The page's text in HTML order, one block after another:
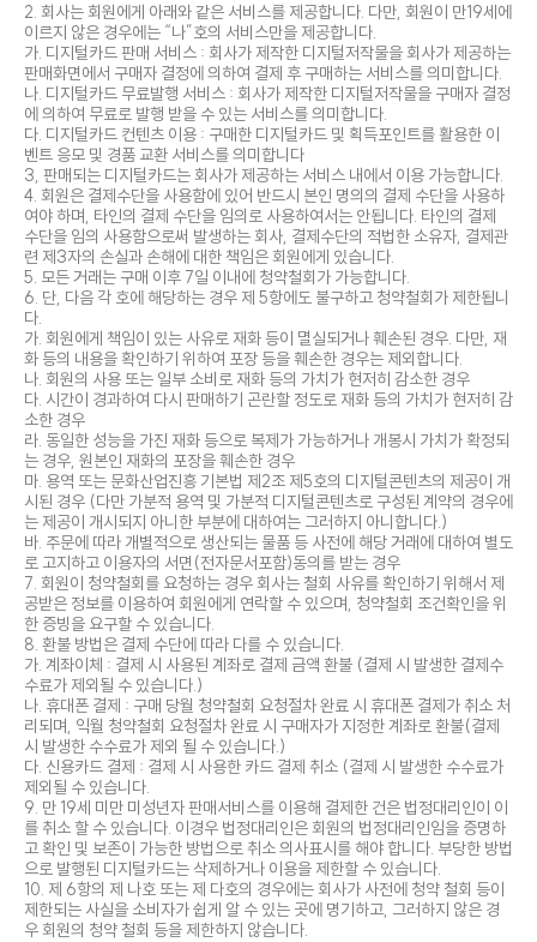
2. 회사는 회원에게 아래와 같은 서비스를 제공합니다. 다만, 회원이 만19세에
이르지 않은 경우에는 “나”호의 서비스만을 제공합니다.
가. 디지털카드 판매 서비스 : 회사가 제작한 디지털저작물을 회사가 제공하는
판매화면에서 구매자 결정에 의하여 결제 후 구매하는 서비스를 의미합니다.
나. 디지털카드 무료발행 서비스 : 회사가 제작한 디지털저작물을 구매자 결정
에 의하여 무료로 발행 받을 수 있는 서비스를 의미합니다.
다. 디지털카드 컨텐츠 이용 : 구매한 디지털카드 및 획득포인트를 활용한 이
벤트 응모 및 경품 교환 서비스를 의미합니다
3, 판매되는 디지털카드는 회사가 제공하는 서비스 내에서 이용 가능합니다.
4. 회원은 결제수단을 사용함에 있어 반드시 본인 명의의 결제 수단을 사용하
여야 하며, 타인의 결제 수단을 임의로 사용하여서는 안됩니다. 타인의 결제
수단을 임의 사용함으로써 발생하는 회사, 결제수단의 적법한 소유자, 결제관
련 제3자의 손실과 손해에 대한 책임은 회원에게 있습니다.
5. 모든 거래는 구매 이후 7일 이내에 청약철회가 가능합니다.
6. 단, 다음 각 호에 해당하는 경우 제 5항에도 불구하고 청약철회가 제한됩니
다.
가. 회원에게 책임이 있는 사유로 재화 등이 멸실되거나 훼손된 경우. 다만, 재
화 등의 내용을 확인하기 위하여 포장 등을 훼손한 경우는 제외합니다.
나. 회원의 사용 또는 일부 소비로 재화 등의 가치가 현저히 감소한 경우
다. 시간이 경과하여 다시 판매하기 곤란할 정도로 재화 등의 가치가 현저히 감
소한 경우
라. 동일한 성능을 가진 재화 등으로 복제가 가능하거나 개봉시 가치가 확정되
는 경우, 원본인 재화의 포장을 훼손한 경우
마. 용역 또는 문화산업진흥 기본법 제2조 제5호의 디지털콘텐츠의 제공이 개
시된 경우 (다만 가분적 용역 및 가분적 디지털콘텐츠로 구성된 계약의 경우에
는 제공이 개시되지 아니한 부분에 대하여는 그러하지 아니합니다.)
바. 주문에 따라 개별적으로 생산되는 물품 등 사전에 해당 거래에 대하여 별도
로 고지하고 이용자의 서면(전자문서포함)동의를 받는 경우
7. 회원이 청약철회를 요청하는 경우 회사는 철회 사유를 확인하기 위해서 제
공받은 정보를 이용하여 회원에게 연락할 수 있으며, 청약철회 조건확인을 위
한 증빙을 요구할 수 있습니다.
8. 환불 방법은 결제 수단에 따라 다를 수 있습니다.
가. 계좌이체 : 결제 시 사용된 계좌로 결제 금액 환불 (결제 시 발생한 결제수
수료가 제외될 수 있습니다.)
나. 휴대폰 결제 : 구매 당월 청약철회 요청절차 완료 시 휴대폰 결제가 취소 처
리되며, 익월 청약철회 요청절차 완료 시 구매자가 지정한 계좌로 환불(결제
시 발생한 수수료가 제외 될 수 있습니다.)
다. 신용카드 결제 : 결제 시 사용한 카드 결제 취소 (결제 시 발생한 수수료가
제외될 수 있습니다.
9. 만 19세 미만 미성년자 판매서비스를 이용해 결제한 건은 법정대리인이 이
를 취소 할 수 있습니다. 이경우 법정대리인은 회원의 법정대리인임을 증명하
고 확인 및 보존이 가능한 방법으로 취소 의사표시를 해야 합니다. 부당한 방법
으로 발행된 디지털카드는 삭제하거나 이용을 제한할 수 있습니다.
10. 제 6항의 제 나호 또는 제 다호의 경우에는 회사가 사전에 청약 철회 등이
제한되는 사실을 소비자가 쉽게 알 수 있는 곳에 명기하고, 그러하지 않은 경
우 회원의 청약 철회 등을 제한하지 않습니다.